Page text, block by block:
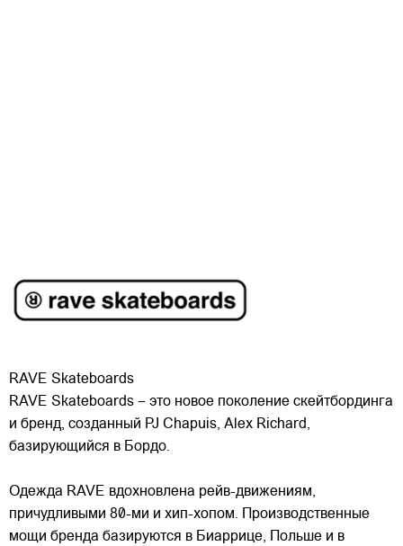
RAVE Skateboards
RAVE Skateboards – это новое поколение скейтбординга
и бренд, созданный PJ Chapuis, Alex Richard,
базирующийся в Бордо.
Одежда RAVE вдохновлена рейв-движениям,
причудливыми 80-ми и хип-хопом. Производственные
мощи бренда базируются в Биаррице, Польше и в